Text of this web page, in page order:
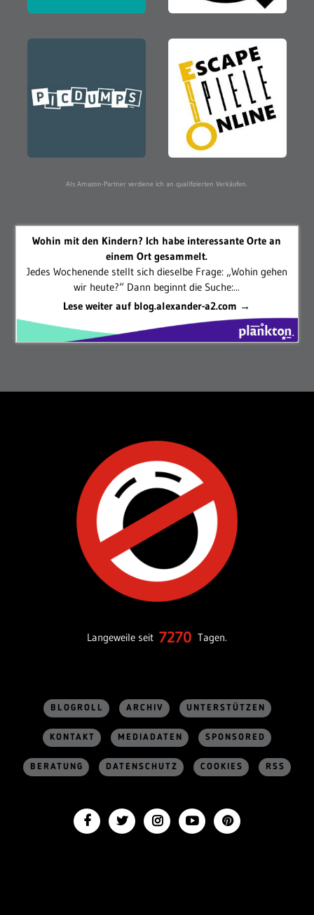
Als Amazon-Partner verdiene ich an qualifizierten Verkäufen.
Wohin mit den Kindern? Ich habe interessante Orte an
einem Ort gesammelt.
Jedes Wochenende stellt sich dieselbe Frage: „Wohin gehen
wir heute?“ Dann beginnt die Suche:...
Lese weiter auf blog.alexander-a2.com →
Langeweile seit 7270 Tagen.
BLOGROLL ARCHIV UNTERSTÜTZEN
KONTAKT MEDIADATEN SPONSORED
BERATUNG DATENSCHUTZ COOKIES RSS